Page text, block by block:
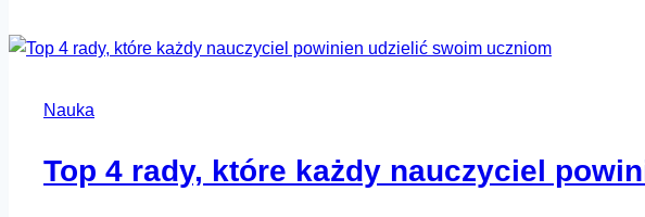
się
Nauka
Top 4 rady, które każdy nauczyciel